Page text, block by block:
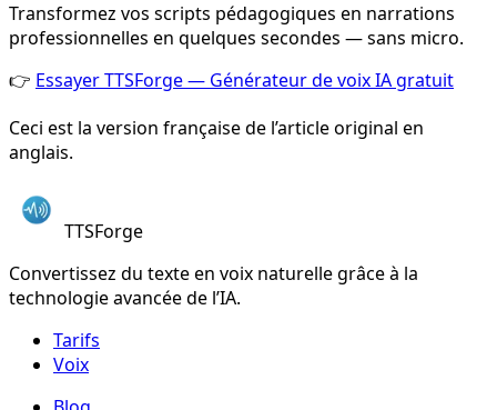
Transformez vos scripts pédagogiques en narrations
professionnelles en quelques secondes — sans micro.
👉 Essayer TTSForge — Générateur de voix IA gratuit
Ceci est la version française de l’article original en
anglais.
TTSForge
Convertissez du texte en voix naturelle grâce à la
technologie avancée de l’IA.
Tarifs
Voix